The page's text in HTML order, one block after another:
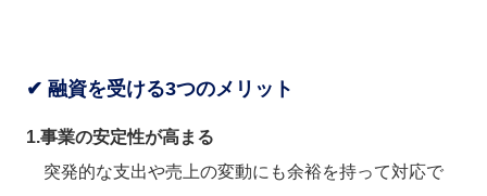
✔ 融資を受ける3つのメリット
1.事業の安定性が高まる
突発的な支出や売上の変動にも余裕を持って対応で